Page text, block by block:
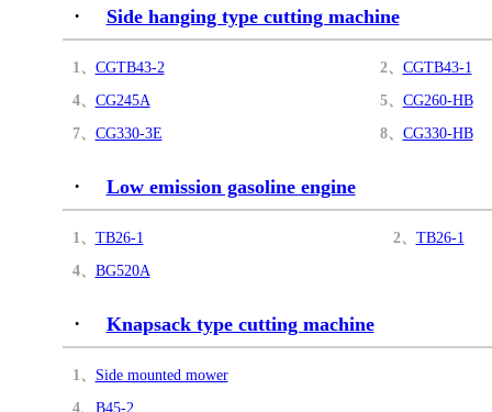
· Side hanging type cutting machine
1、 CGTB43-2 2、 CGTB43-1
4、 CG245A 5、 CG260-HB
7、 CG330-3E 8、 CG330-HB
· Low emission gasoline engine
1、 TB26-1 2、 TB26-1
4、 BG520A
· Knapsack type cutting machine
1、 Side mounted mower
4、 B45-2